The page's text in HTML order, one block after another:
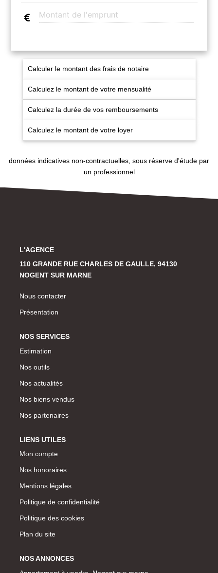
Calculer le montant des frais de notaire
Calculez le montant de votre mensualité
Calculez la durée de vos remboursements
Calculez le montant de votre loyer
données indicatives non-contractuelles, sous réserve d'étude par
un professionnel
L'AGENCE
110 GRANDE RUE CHARLES DE GAULLE, 94130
NOGENT SUR MARNE
Nous contacter
Présentation
NOS SERVICES
Estimation
Nos outils
Nos actualités
Nos biens vendus
Nos partenaires
LIENS UTILES
Mon compte
Nos honoraires
Mentions légales
Politique de confidentialité
Politique des cookies
Plan du site
NOS ANNONCES